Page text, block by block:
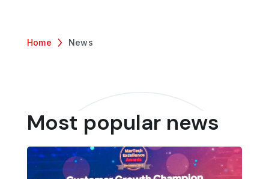
Home News
Most popular news